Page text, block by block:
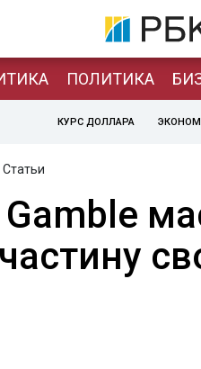
ПОЛИТИКА
КУРС ДОЛЛАРА
Статьи